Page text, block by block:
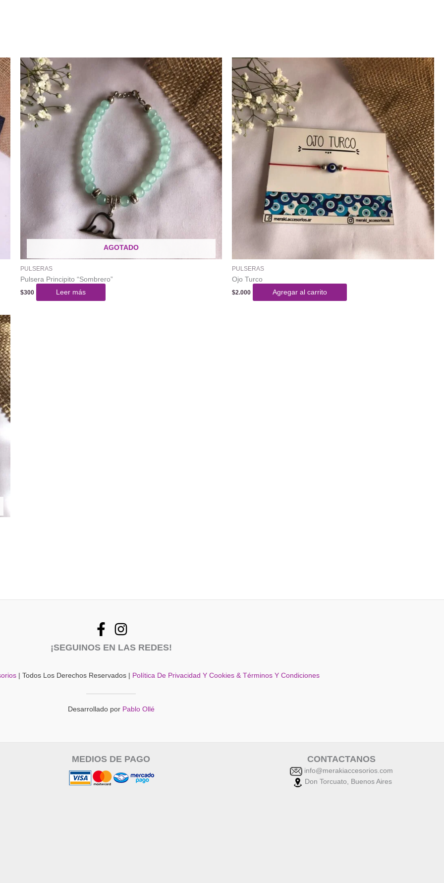
AGOTADO
PULSERAS
Pulsera Principito “Sombrero”
$300 Leer más
PULSERAS
Ojo Turco
$2.000 Agregar al carrito
¡SEGUINOS EN LAS REDES!
| Todos Los Derechos Reservados | Política De Privacidad Y Cookies & Términos Y Condiciones
Desarrollado por Pablo Ollé
MEDIOS DE PAGO CONTACTANOS
info@merakiaccesorios.com
Don Torcuato, Buenos Aires